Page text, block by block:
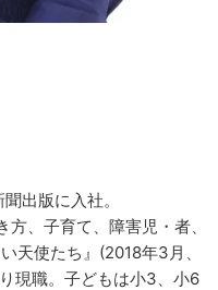
出版に入社。
、子育て、障害児・者、
天使たち』(2018年3月、
現職。子どもは小3、小6